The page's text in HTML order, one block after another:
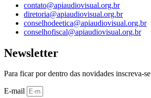
contato@apiaudiovisual.org.br
diretoria@apiaudiovisual.org.br
conselhodeetica@apiaudiovisual.org.br
conselhofiscal@apiaudiovisual.org.br
Newsletter
Para ficar por dentro das novidades inscreva-se
E-mail